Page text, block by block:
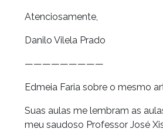
Atenciosamente,
Danilo Vilela Prado
—————————
Edmeia Faria sobre o mesmo
Suas aulas me lembram as
meu saudoso Professor José